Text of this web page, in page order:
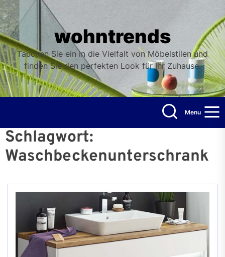
Skip
to
the
content
wohntrends
Tauchen Sie ein in die Vielfalt von Möbelstilen und
finden Sie den perfekten Look für Ihr Zuhause.
Menu
Schlagwort:
Waschbeckenunterschrank